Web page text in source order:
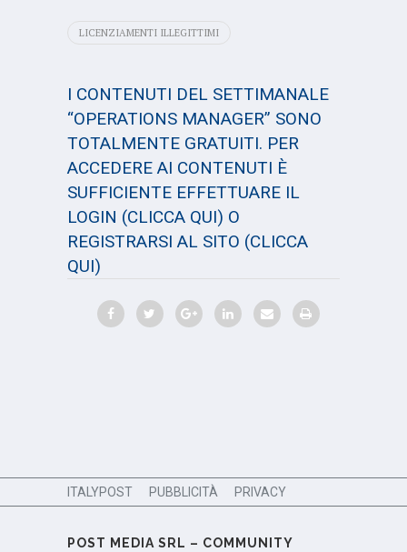
LICENZIAMENTI ILLEGITTIMI
I CONTENUTI DEL SETTIMANALE
“OPERATIONS MANAGER” SONO
TOTALMENTE GRATUITI. PER
ACCEDERE AI CONTENUTI È
SUFFICIENTE EFFETTUARE IL
LOGIN (CLICCA QUI) O
REGISTRARSI AL SITO (CLICCA
QUI)
ITALYPOST PUBBLICITÀ PRIVACY
POST MEDIA SRL – COMMUNITY